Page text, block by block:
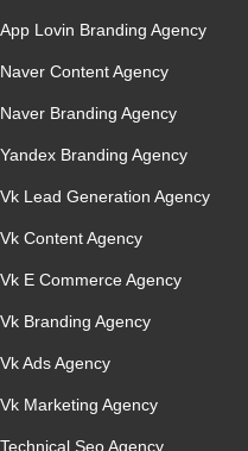
App Lovin Branding Agency
Naver Content Agency
Naver Branding Agency
Yandex Branding Agency
Vk Lead Generation Agency
Vk Content Agency
Vk E Commerce Agency
Vk Branding Agency
Vk Ads Agency
Vk Marketing Agency
Technical Seo Agency